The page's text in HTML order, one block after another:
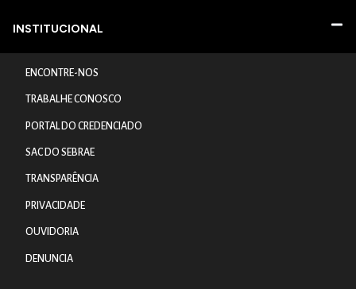
INSTITUCIONAL
ENCONTRE-NOS
TRABALHE CONOSCO
PORTAL DO CREDENCIADO
SAC DO SEBRAE
TRANSPARÊNCIA
PRIVACIDADE
OUVIDORIA
DENUNCIA